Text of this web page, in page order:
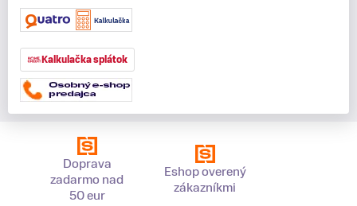
Kalkulačka splátok
Doprava
zadarmo nad
50 eur
Eshop overený
zákazníkmi